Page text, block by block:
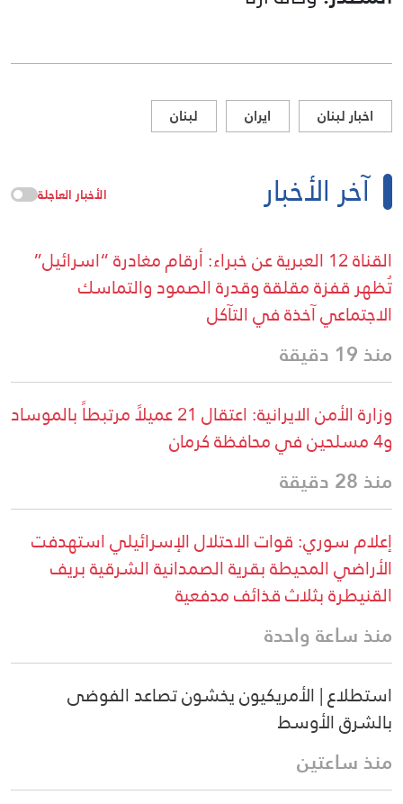
اخبار لبنان ايران لبنان
آخر الأخبار الأخبار العاجلة
القناة 12 العبرية عن خبراء: أرقام مغادرة “اسرائيل”
تُظهر قفزة مقلقة وقدرة الصمود والتماسك
الاجتماعي آخذة في التآكل
منذ 19 دقيقة
وزارة الأمن الايرانية: اعتقال 21 عميلاً مرتبطاً بالموساد
و4 مسلحين في محافظة كرمان
منذ 28 دقيقة
إعلام سوري: قوات الاحتلال الإسرائيلي استهدفت
الأراضي المحيطة بقرية الصمدانية الشرقية بريف
القنيطرة بثلاث قذائف مدفعية
منذ ساعة واحدة
استطلاع | الأمريكيون يخشون تصاعد الفوضى
بالشرق الأوسط
منذ ساعتين